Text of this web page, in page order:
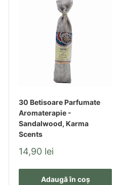
30 Betisoare Parfumate
Aromaterapie -
Sandalwood, Karma
Scents
Pret
redus
14,90 lei
Adaugă în coș